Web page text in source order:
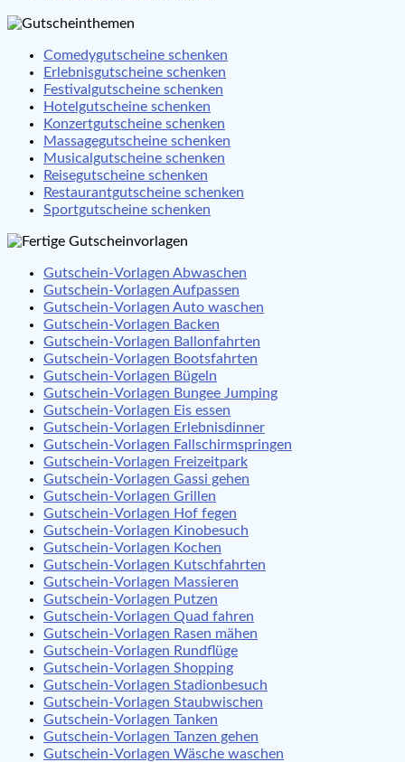
Comedygutscheine schenken
Erlebnisgutscheine schenken
Festivalgutscheine schenken
Hotelgutscheine schenken
Konzertgutscheine schenken
Massagegutscheine schenken
Musicalgutscheine schenken
Reisegutscheine schenken
Restaurantgutscheine schenken
Sportgutscheine schenken
Gutschein-Vorlagen Abwaschen
Gutschein-Vorlagen Aufpassen
Gutschein-Vorlagen Auto waschen
Gutschein-Vorlagen Backen
Gutschein-Vorlagen Ballonfahrten
Gutschein-Vorlagen Bootsfahrten
Gutschein-Vorlagen Bügeln
Gutschein-Vorlagen Bungee Jumping
Gutschein-Vorlagen Eis essen
Gutschein-Vorlagen Erlebnisdinner
Gutschein-Vorlagen Fallschirmspringen
Gutschein-Vorlagen Freizeitpark
Gutschein-Vorlagen Gassi gehen
Gutschein-Vorlagen Grillen
Gutschein-Vorlagen Hof fegen
Gutschein-Vorlagen Kinobesuch
Gutschein-Vorlagen Kochen
Gutschein-Vorlagen Kutschfahrten
Gutschein-Vorlagen Massieren
Gutschein-Vorlagen Putzen
Gutschein-Vorlagen Quad fahren
Gutschein-Vorlagen Rasen mähen
Gutschein-Vorlagen Rundflüge
Gutschein-Vorlagen Shopping
Gutschein-Vorlagen Stadionbesuch
Gutschein-Vorlagen Staubwischen
Gutschein-Vorlagen Tanken
Gutschein-Vorlagen Tanzen gehen
Gutschein-Vorlagen Wäsche waschen